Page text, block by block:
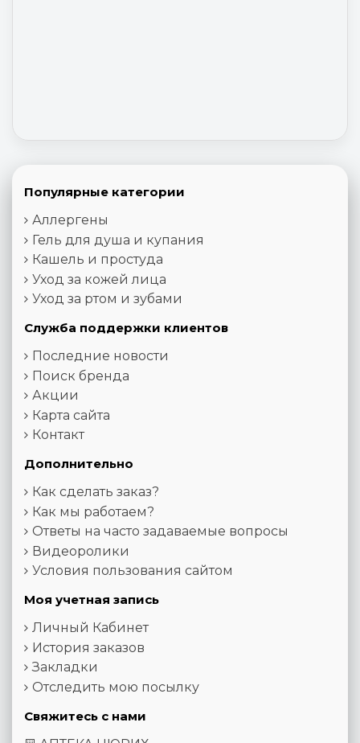
Популярные категории
Аллергены
Гель для душа и купания
Кашель и простуда
Уход за кожей лица
Уход за ртом и зубами
Служба поддержки клиентов
Последние новости
Поиск бренда
Акции
Карта сайта
Контакт
Дополнительно
Как сделать заказ?
Как мы работаем?
Ответы на часто задаваемые вопросы
Видеоролики
Условия пользования сайтом
Моя учетная запись
Личный Кабинет
История заказов
Закладки
Отследить мою посылку
Свяжитесь с нами